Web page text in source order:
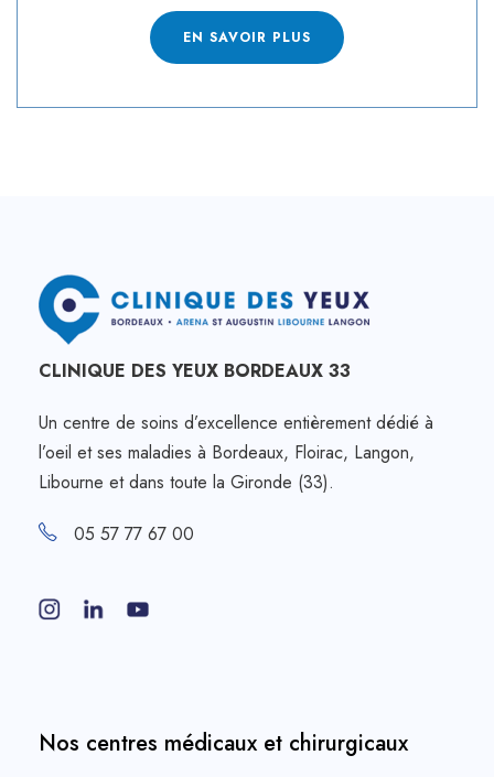
EN SAVOIR PLUS
CLINIQUE DES YEUX BORDEAUX 33
Un centre de soins d’excellence entièrement dédié à
l’oeil et ses maladies à Bordeaux, Floirac, Langon,
Libourne et dans toute la Gironde (33).
05 57 77 67 00
Nos centres médicaux et chirurgicaux